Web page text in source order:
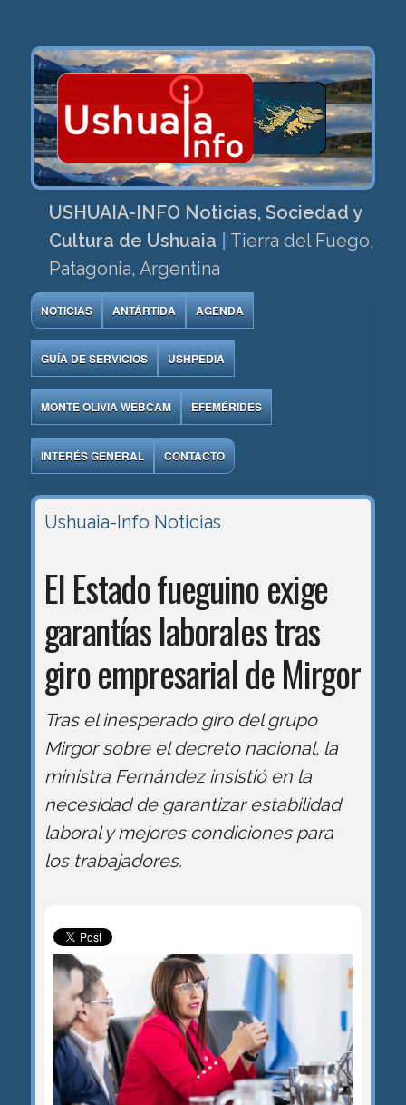
USHUAIA-INFO Noticias, Sociedad y
Cultura de Ushuaia
Tierra del Fuego,
Patagonia, Argentina
NOTICIAS ANTÁRTIDA AGENDA
GUÍA DE SERVICIOS USHPEDIA
MONTE OLIVIA WEBCAM EFEMÉRIDES
INTERÉS GENERAL CONTACTO
Ushuaia-Info Noticias
El Estado fueguino exige
garantías laborales tras
giro empresarial de Mirgor
Tras el inesperado giro del grupo
Mirgor sobre el decreto nacional, la
ministra Fernández insistió en la
necesidad de garantizar estabilidad
laboral y mejores condiciones para
los trabajadores.